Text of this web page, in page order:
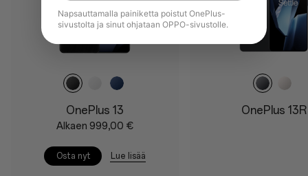
3x optical zoom
Up to 120x digital zoom
32MP Front Camera
Akku ja varaus
Battery
6,000 mAh (Dual-cell
OnePlus 13
Alkaen 999,00 €
Osta nyt Lue lisää
OnePlus 13R
Napsauttamalla painiketta poistut OnePlus-
sivustolta ja sinut ohjataan OPPO-sivustolle.